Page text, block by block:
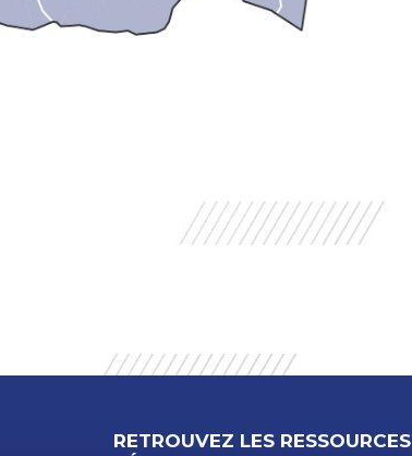
RETROUVEZ LES RESSOURCES